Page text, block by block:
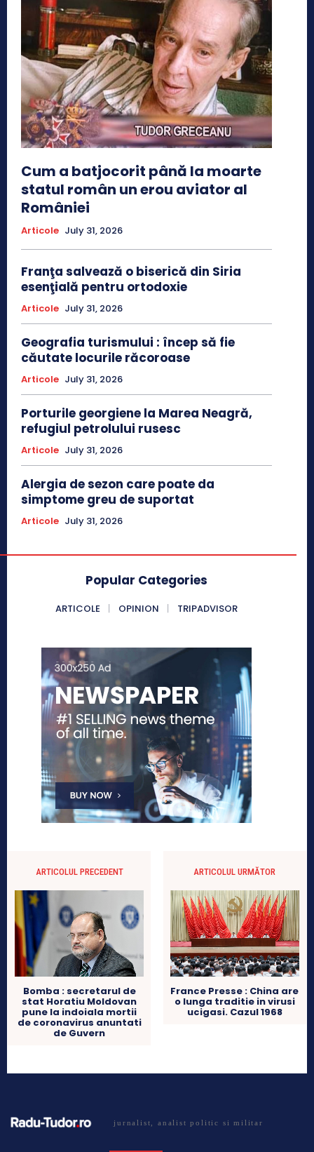
Cum a batjocorit până la moarte
statul român un erou aviator al
României
Articole July 31, 2026
Franţa salvează o biserică din Siria
esenţială pentru ortodoxie
Articole July 31, 2026
Geografia turismului : încep să fie
căutate locurile răcoroase
Articole July 31, 2026
Porturile georgiene la Marea Neagră,
refugiul petrolului rusesc
Articole July 31, 2026
Alergia de sezon care poate da
simptome greu de suportat
Articole July 31, 2026
Popular Categories
ARTICOLE OPINION TRIPADVISOR
ARTICOLUL PRECEDENT
Bomba : secretarul de
stat Horatiu Moldovan
pune la indoiala mortii
de coronavirus anuntati
de Guvern
ARTICOLUL URMĂTOR
France Presse : China are
o lunga traditie in virusi
ucigasi. Cazul 1968
jurnalist, analist politic si militar